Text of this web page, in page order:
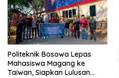
Politeknik Bosowa Lepas
Mahasiswa Magang ke
Taiwan, Siapkan Lulusan